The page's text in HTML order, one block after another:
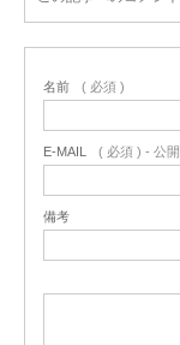
名前 ( 必須 )
E-MAIL ( 必須 ) - 公
備考